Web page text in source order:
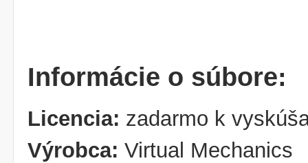
Informácie o súbore:
Licencia: zadarmo k
Výrobca: Virtual Mechanics